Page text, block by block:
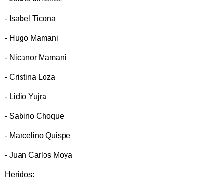
- Isabel Ticona
- Hugo Mamani
- Nicanor Mamani
- Cristina Loza
- Lidio Yujra
- Sabino Choque
- Marcelino Quispe
- Juan Carlos Moya
Heridos: